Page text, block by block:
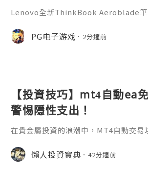
Lenovo全新ThinkBook Aeroblade筆
風》的PG遊戲玩家來說，這款可攜式
台，隨時開啟娛樂與辦公體驗。據了
PG电子游戏 2分鐘前
【投資技巧】mt4自動ea
警惕隱性支出！
在貴金屬投資的浪潮中，MT4自動交
啟用這把"智能鑰匙"之前，一個最基礎
——mt4自動ea免費嗎？答案並非一句
懶人投資寶典 42分鐘前